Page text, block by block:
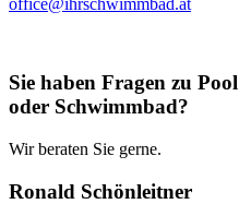
Sie haben Fragen zu Pool
oder Schwimmbad?
Wir beraten Sie gerne.
Ronald Schönleitner